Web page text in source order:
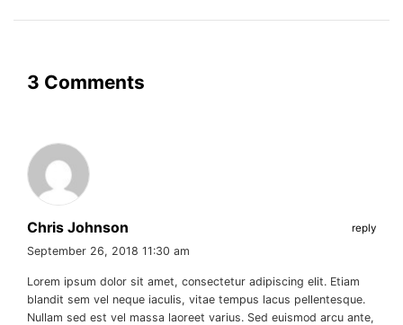
3 Comments
Chris Johnson reply
September 26, 2018 11:30 am
Lorem ipsum dolor sit amet, consectetur adipiscing elit. Etiam
blandit sem vel neque iaculis, vitae tempus lacus pellentesque.
Nullam sed est vel massa laoreet varius. Sed euismod arcu ante,